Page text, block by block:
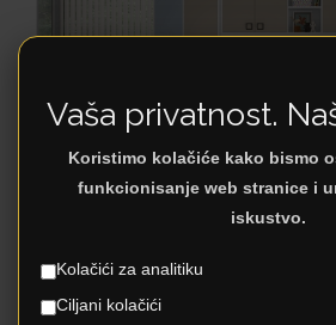
KIKI 1
Vaša privatnost.
Koristimo kolačiće kako bismo
funkcionisanje web stranice i
iskustvo.
Kolačići za analitiku
Ciljani kolačići